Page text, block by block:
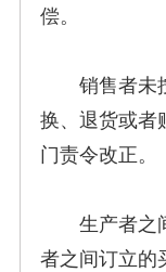
偿。
销售者未按
换、退货或者
门责令改正。
生产者之间
者之间订立的